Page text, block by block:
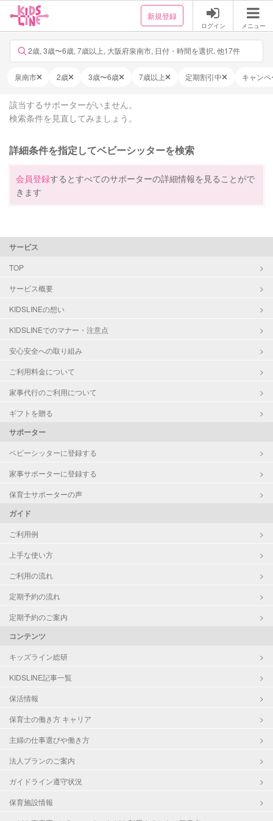
新規登録
ログイン メニュー
2歳, 3歳〜6歳, 7歳以上, 大阪府泉南市, 日付・時間を選択, 他17件
泉南市 2歳 3歳〜6歳 7歳以上 定期割引中 キャン
該当するサポーターがいません。
検索条件を見直してみましょう。
詳細条件を指定してベビーシッターを検索
会員登録するとすべてのサポーターの詳細情報を見ることがで
きます
サービス
TOP
サービス概要
KIDSLINEの想い
KIDSLINEでのマナー・注意点
安心安全への取り組み
ご利用料金について
家事代行のご利用について
ギフトを贈る
サポーター
ベビーシッターに登録する
家事サポーターに登録する
保育士サポーターの声
ガイド
ご利用例
上手な使い方
ご利用の流れ
定期予約の流れ
定期予約のご案内
コンテンツ
キッズライン総研
KIDSLINE記事一覧
保活情報
保育士の働き方 キャリア
主婦の仕事選びや働き方
法人プランのご案内
ガイドライン遵守状況
保育施設情報